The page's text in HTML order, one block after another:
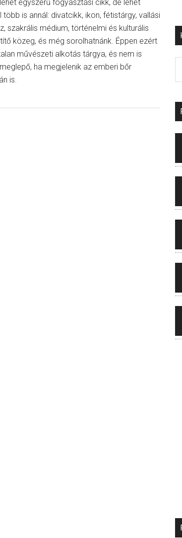
egyszerű fogyasztási cikk, de lehet
több is annál: divatcikk, ikon, fétistárgy, vallási
szakrális médium, történelmi és kulturális
közeg, és még sorolhatnánk. Éppen ezért
művészeti alkotás tárgya, és nem is
ha megjelenik az emberi bőr
is.